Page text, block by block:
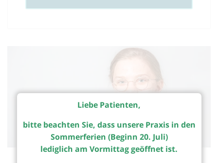
Liebe Patienten,
bitte beachten Sie, dass unsere Praxis in den
Sommerferien (Beginn 20. Juli)
lediglich am Vormittag geöffnet ist.